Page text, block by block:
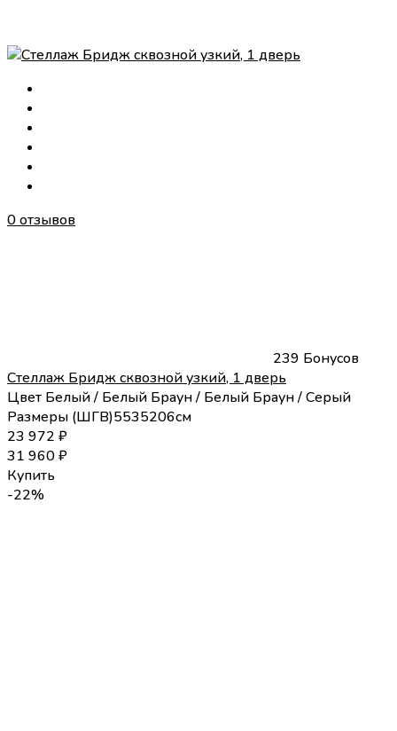
0 отзывов
239 Бонусов
Стеллаж Бридж сквозной узкий, 1 дверь
Цвет Белый / Белый Браун / Белый Браун / Серый
Размеры (ШГВ)5535206см
23 972 ₽
31 960₽
Купить
-22%